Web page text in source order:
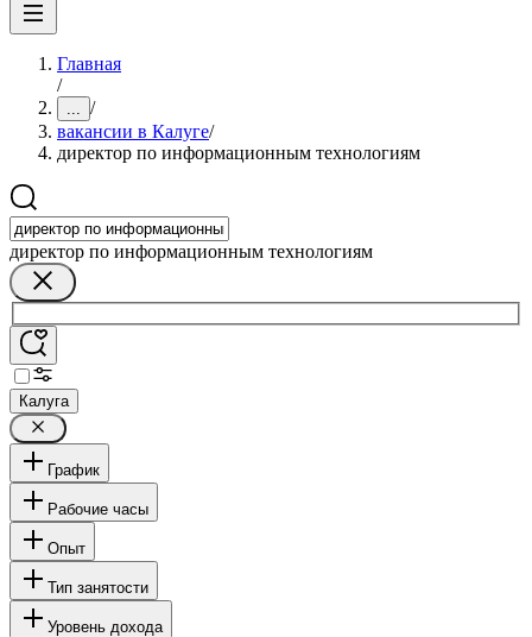
Главная
/
... /
вакансии в Калуге/
директор по информационным технологиям
директор по информационным технологиям
Калуга
График
Рабочие часы
Опыт
Тип занятости
Уровень дохода